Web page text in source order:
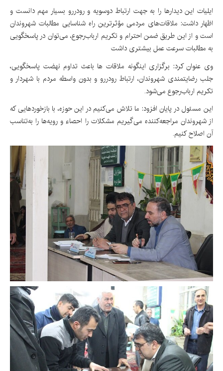
ایلیات این دیدارها را به جهت ارتباط دوسویه و رودررو بسیار مهم دانست و
اظهار داشت: ملاقات‌های مردمی مؤثرترین راه شناسایی مطالبات شهروندان
است و از این طریق ضمن احترام و تکریم ارباب‌رجوع، می‌توان در پاسخگویی
به مطالبات سرعت عمل بیشتری داشت
وی عنوان کرد: برگزاری اینگونه ملاقات ها باعث تداوم نهضت پاسخگویی،
جلب رضایتمندی شهروندان، ارتباط رودررو و بدون واسطه مردم با شهردار و
تکریم ارباب‌رجوع می‌شود.
این مسئول در پایان افزود: ما تلاش می‌کنیم در این حوزه، با بازخوردهایی که
از شهروندان مراجعه‌کننده می‌گیریم مشکلات را احصاء و رویه‌ها را به‌تناسب
آن اصلاح کنیم.